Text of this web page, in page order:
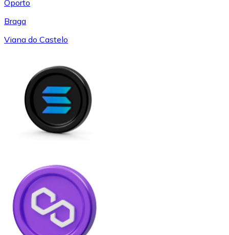
Oporto
Braga
Viana do Castelo